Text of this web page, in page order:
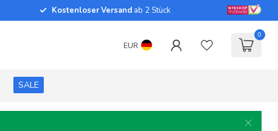
Kostenloser Versand ab 2 Stück
EUR
0
SALE